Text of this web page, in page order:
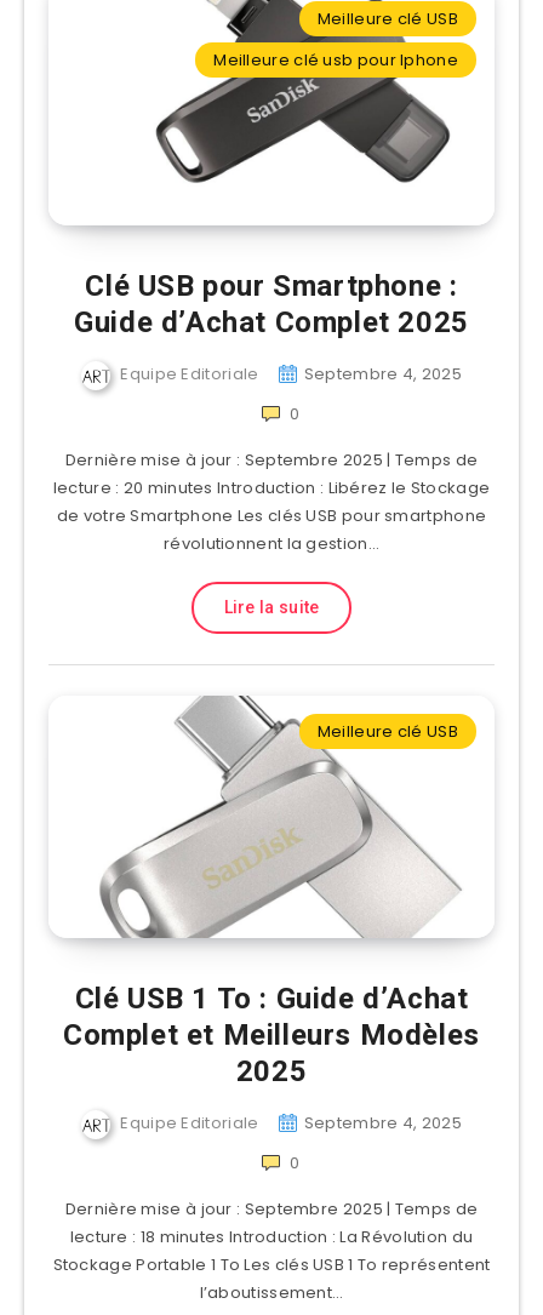
Meilleure clé USB
Meilleure clé usb pour Iphone
Clé USB pour Smartphone :
Guide d’Achat Complet 2025
Equipe Editoriale
Septembre 4, 2025
0
Dernière mise à jour : Septembre 2025 | Temps de
lecture : 20 minutes Introduction : Libérez le Stockage
de votre Smartphone Les clés USB pour smartphone
révolutionnent la gestion…
Lire la suite
Meilleure clé USB
Clé USB 1 To : Guide d’Achat
Complet et Meilleurs Modèles
2025
Equipe Editoriale
Septembre 4, 2025
0
Dernière mise à jour : Septembre 2025 | Temps de
lecture : 18 minutes Introduction : La Révolution du
Stockage Portable 1 To Les clés USB 1 To représentent
l’aboutissement…